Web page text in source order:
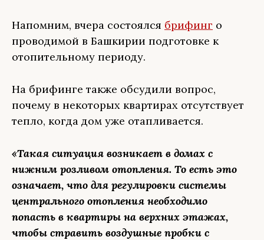
Напомним, вчера состоялся брифинг о
проводимой в Башкирии подготовке к
отопительному периоду.
На брифинге также обсудили вопрос,
почему в некоторых квартирах отсутствует
тепло, когда дом уже отапливается.
«Такая ситуация возникает в домах с
нижним розливом отопления. То есть это
означает, что для регулировки системы
центрального отопления необходимо
попасть в квартиры на верхних этажах,
чтобы стравить воздушные пробки с